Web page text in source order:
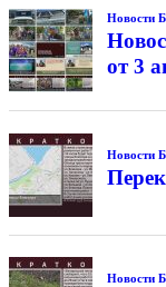
Новости
от 3
Новости
Новости